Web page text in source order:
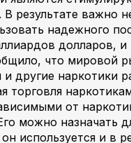
результате важно
надежного
долларов,
что мировой
другие наркотики
от
можно
используется и